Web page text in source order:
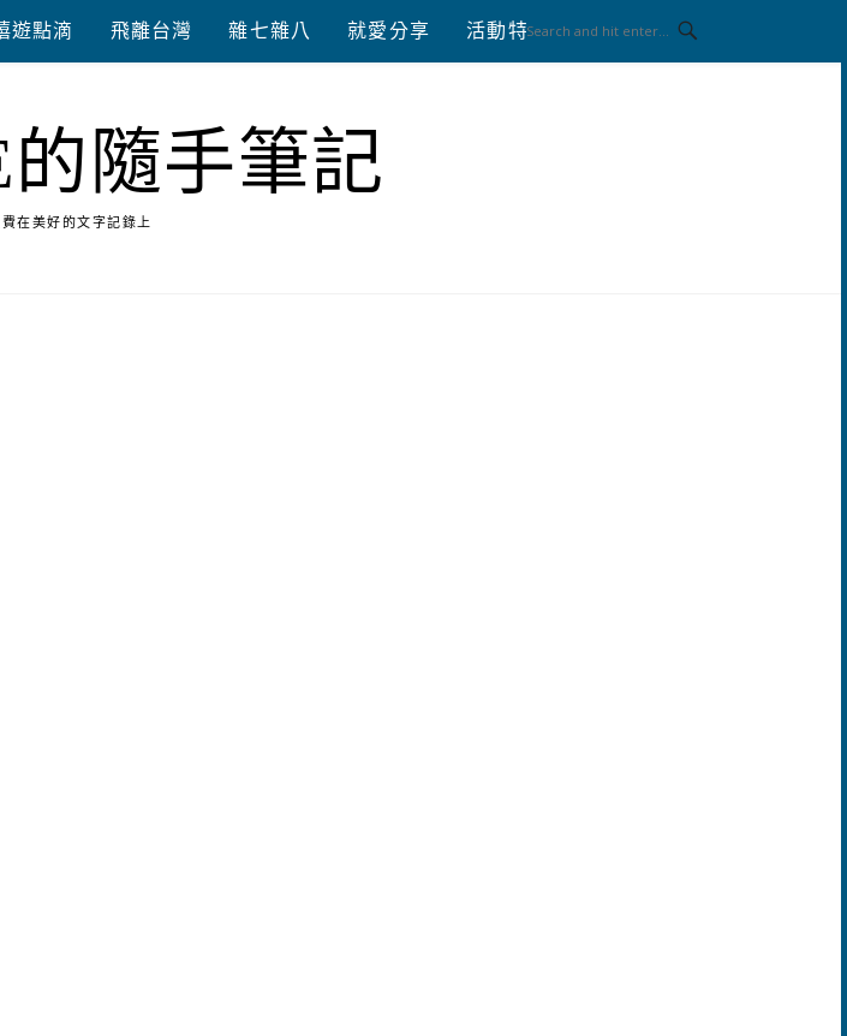
遊點滴 飛離台灣 雜七雜八 就愛分享 活動特區 體驗分享
隨手筆記
在美好的文字記錄上